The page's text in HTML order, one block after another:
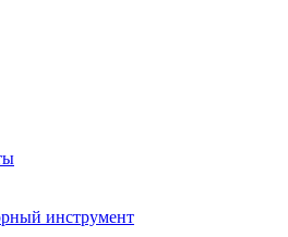
инструмент